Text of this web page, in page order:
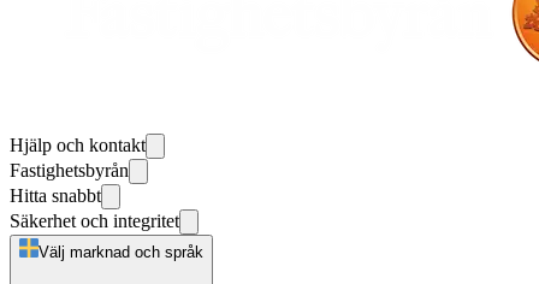
Hjälp och kontakt
Fastighetsbyrån
Hitta snabbt
Säkerhet och integritet
Välj marknad och språk